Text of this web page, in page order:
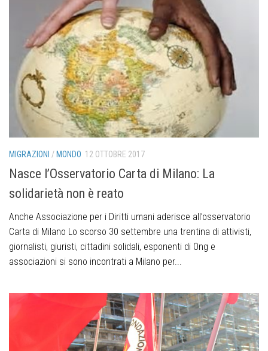
MIGRAZIONI / MONDO 12 OTTOBRE 2017
Nasce l’Osservatorio Carta di Milano: La
solidarietà non è reato
Anche Associazione per i Diritti umani aderisce all’osservatorio
Carta di Milano Lo scorso 30 settembre una trentina di attivisti,
giornalisti, giuristi, cittadini solidali, esponenti di Ong e
associazioni si sono incontrati a Milano per...